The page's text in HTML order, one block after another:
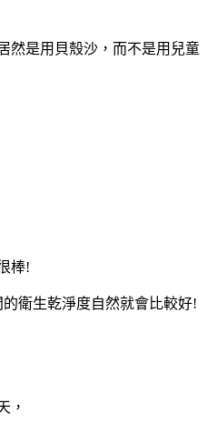
然是用貝殼沙，而不是用兒童
棒!
衛生乾淨度自然就會比較好!
，